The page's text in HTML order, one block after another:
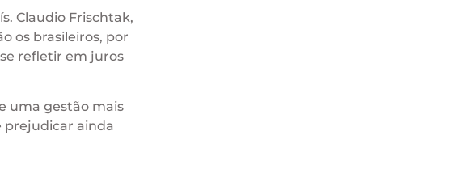
Claudio Frischtak,
os brasileiros, por
refletir em juros
uma gestão mais
prejudicar ainda